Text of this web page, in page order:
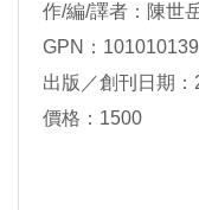
作/編/譯者：陳世
GPN：
出版／創刊日期：
價格：1500